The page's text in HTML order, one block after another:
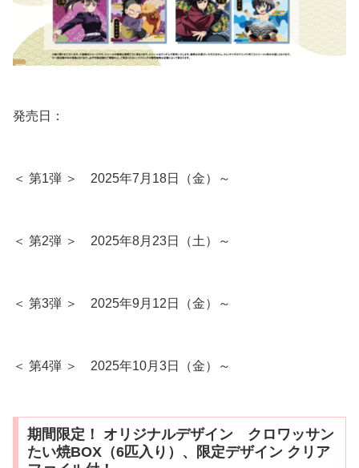
発売日：
＜ 第1弾 ＞ 2025年7月18日（金）～
＜ 第2弾 ＞ 2025年8月23日（土）～
＜ 第3弾 ＞ 2025年9月12日（金）～
＜ 第4弾 ＞ 2025年10月3日（金）～
期間限定！ オリジナルデザイン クロワッサン
たい焼BOX（6匹入り）、限定デザイン クリア